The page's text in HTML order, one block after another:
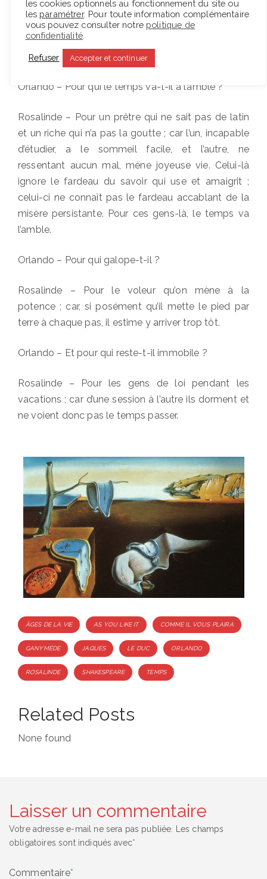
fille entre le jour de la promesse de mariage et celui
des noces. L’intervalle ne serait-il que de sept jours,
l’allure du temps y est si inconfortable que cela lui
semble durer sept ans.
Orlando – Pour qui le temps va-t-il à l’amble ?
Rosalinde – Pour un prêtre qui ne sait pas de latin
et un riche qui n’a pas la goutte ; car l’un, incapable
d’étudier, a le sommeil facile, et l’autre, ne
ressentant aucun mal, mène joyeuse vie. Celui-là
ignore le fardeau du savoir qui use et amaigrit ;
celui-ci ne connaît pas le fardeau accablant de la
misère persistante. Pour ces gens-là, le temps va
l’amble.
Orlando – Pour qui galope-t-il ?
Rosalinde – Pour le voleur qu’on mène à la
potence ; car, si posément qu’il mette le pied par
terre à chaque pas, il estime y arriver trop tôt.
Orlando – Et pour qui reste-t-il immobile ?
Rosalinde – Pour les gens de loi pendant les
vacations ; car d’une session à l’autre ils dorment et
ne voient donc pas le temps passer.
Tags
ÂGES DE LA VIE AS YOU LIKE IT COMME IL VOUS PLAIRA
GANYMÈDE JAQUES LE DUC ORLANDO
ROSALINDE SHAKESPEARE TEMPS
Related Posts
None found
Laisser un commentaire
Votre adresse e-mail ne sera pas publiée.
Les champs
obligatoires sont indiqués avec*
Commentaire*
les cookies optionnels au fonctionnement du site ou
les paramétrer. Pour toute information complémentaire
vous pouvez consulter notre politique de
confidentialité.
Refuser Accepter et continuer